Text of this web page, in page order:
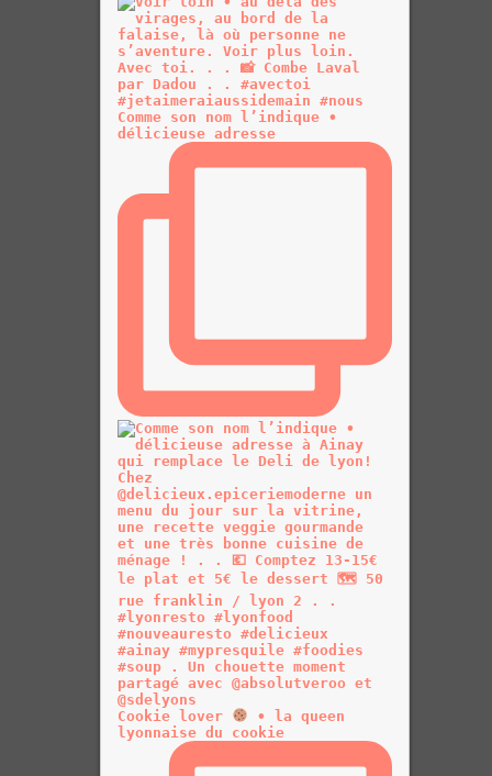
Comme son nom l’indique •
délicieuse adresse
Cookie lover
• la queen
lyonnaise du cookie